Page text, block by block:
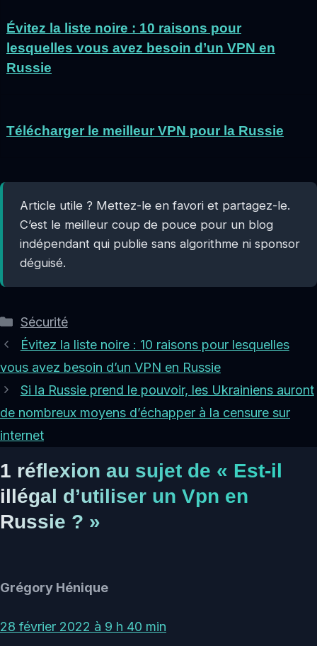
Évitez la liste noire : 10 raisons pour
lesquelles vous avez besoin d’un VPN en
Russie
Télécharger le meilleur VPN pour la Russie
Article utile ? Mettez-le en favori et partagez-le.
C’est le meilleur coup de pouce pour un blog
indépendant qui publie sans algorithme ni sponsor
déguisé.
Catégories
Sécurité
Évitez la liste noire : 10 raisons pour lesquelles
vous avez besoin d’un VPN en Russie
Si la Russie prend le pouvoir, les Ukrainiens auront
de nombreux moyens d’échapper à la censure sur
internet
1 réflexion au sujet de « Est-il
illégal d’utiliser un Vpn en
Russie ? »
Grégory Hénique
28 février 2022 à 9 h 40 min